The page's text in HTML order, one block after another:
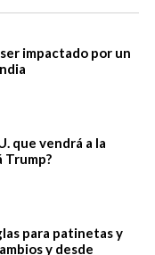
impactado por un
que vendrá a la
Trump?
para patinetas y
y desde